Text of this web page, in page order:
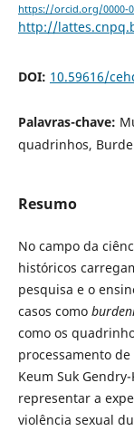
https://orcid.org/0000-
http://
DOI: 10.59616/
Palavras-chave:
quadrinhos,
Resumo
No campo da
históricos
pesquisa e o
casos como
como os
processamento
Keum Suk
representar a
violência sexual